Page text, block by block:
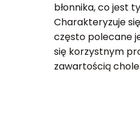
błonnika, co jest
Charakteryzuje
często polecane
się korzystnym
zawartością